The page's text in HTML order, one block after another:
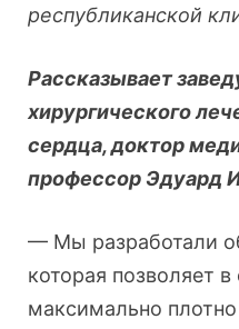
республиканской
Рассказывает
хирургического
сердца, доктор
профессор Эдуард
— Мы разработали
которая позволяет
максимально плотно